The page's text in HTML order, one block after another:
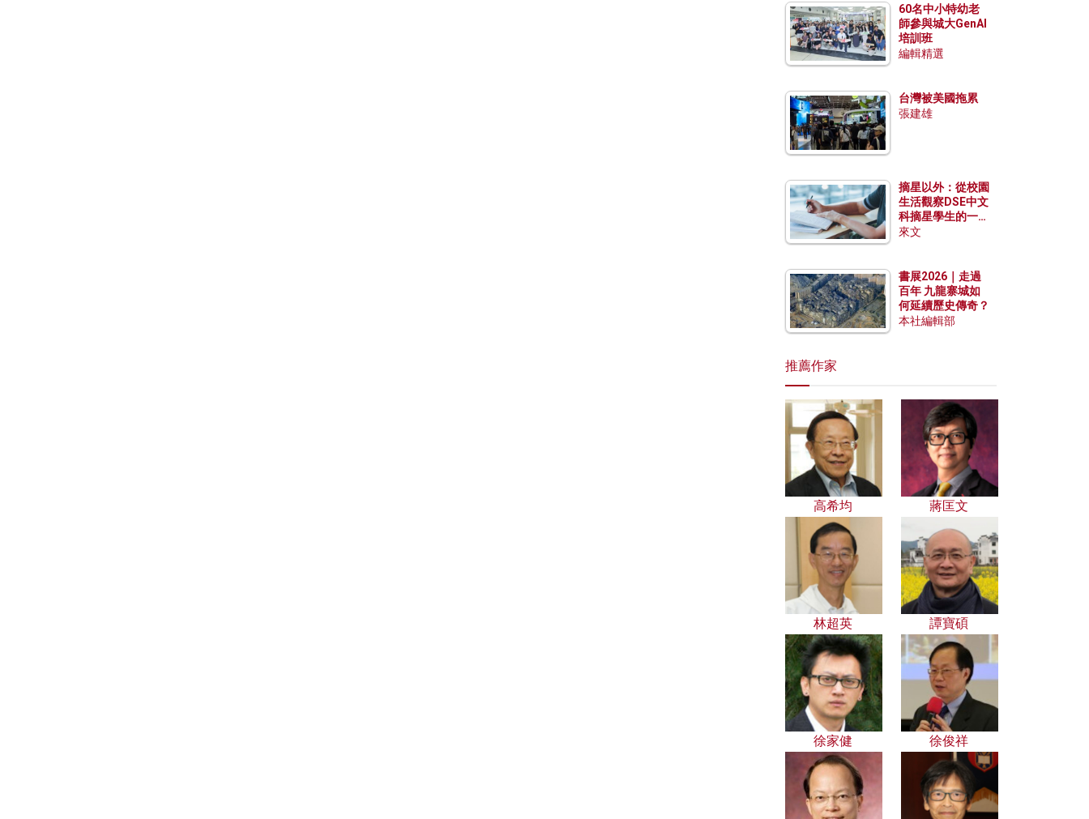
60名中小特幼老
師參與城大GenAI
培訓班
編輯精選
台灣被美國拖累
張建雄
摘星以外：從校園
生活觀察DSE中文
科摘星學生的一點
特質
來文
書展2026｜走過
百年 九龍寨城如
何延續歷史傳奇？
本社編輯部
推薦作家
高希均 蔣匡文
林超英 譚寶碩
徐家健 徐俊祥